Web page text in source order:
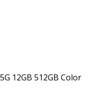
12GB 512GB Color